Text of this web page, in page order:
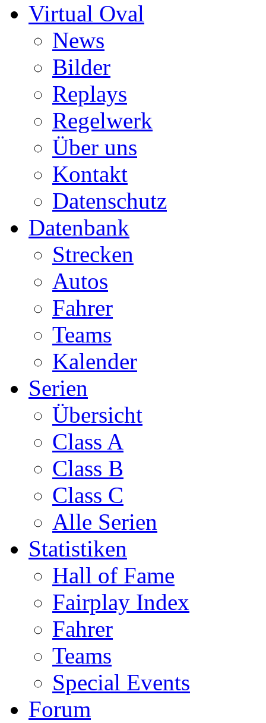
Virtual Oval
News
Bilder
Replays
Regelwerk
Über uns
Kontakt
Datenschutz
Datenbank
Strecken
Autos
Fahrer
Teams
Kalender
Serien
Übersicht
Class A
Class B
Class C
Alle Serien
Statistiken
Hall of Fame
Fairplay Index
Fahrer
Teams
Special Events
Forum